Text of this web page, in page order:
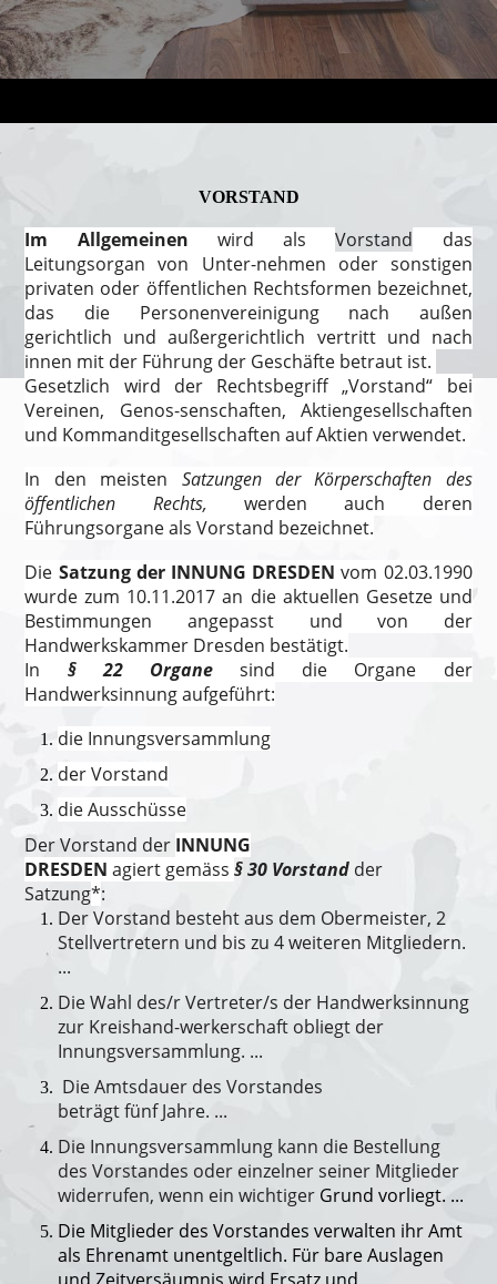
VORSTAND
Im Allgemeinen wird alsVorstand das
Leitungsorgan von Unter-nehmen odersonstigen
privaten oder öffentlichen Rechtsformen bezeichnet,
das die Personenvereinigungnach außen
gerichtlich und außergerichtlich vertritt und nach
innen mit der Führung der Geschäfte betraut ist.
Gesetzlich wird der Rechtsbegriff „Vorstand“ bei
Vereinen, Genos-senschaften, Aktiengesellschaften
und Kommanditgesellschaften auf Aktienverwendet.
In den meisten Satzungen der Körperschaften des
öffentlichen Rechts,
werden auch deren
Führungsorgane als Vorstand bezeichnet.
Die Satzung der INNUNG DRESDEN vom 02.03.1990
wurde zum 10.11.2017 an die aktuellen Gesetzeund
Bestimmungen angepasst und von der
Handwerkskammer Dresden bestätigt.
In § 22 Organesind die Organe der
Handwerksinnung aufgeführt:
die Innungsversammlung
der Vorstand
die Ausschüsse
Der Vorstand der INNUNG
DRESDENagiert gemäss § 30 Vorstand der
Satzung*:
Der Vorstand besteht aus dem Obermeister, 2
Stellvertretern und bis zu 4 weiteren Mitgliedern.
...
Die Wahl des/r Vertreter/s der Handwerksinnung
zur Kreishand-werkerschaft obliegt der
Innungsversammlung. ...
Die Amtsdauer des Vorstandes
beträgt fünf Jahre. ...
Die Innungsversammlung kann die Bestellung
des Vorstandes oder ein­zelner seiner Mitglieder
widerrufen, wenn ein wichtiger Grund vorliegt. ...
Die Mitglieder des Vorstandes verwalten ihr Amt
als Ehrenamt unentgeltlich. Für bare Auslagen